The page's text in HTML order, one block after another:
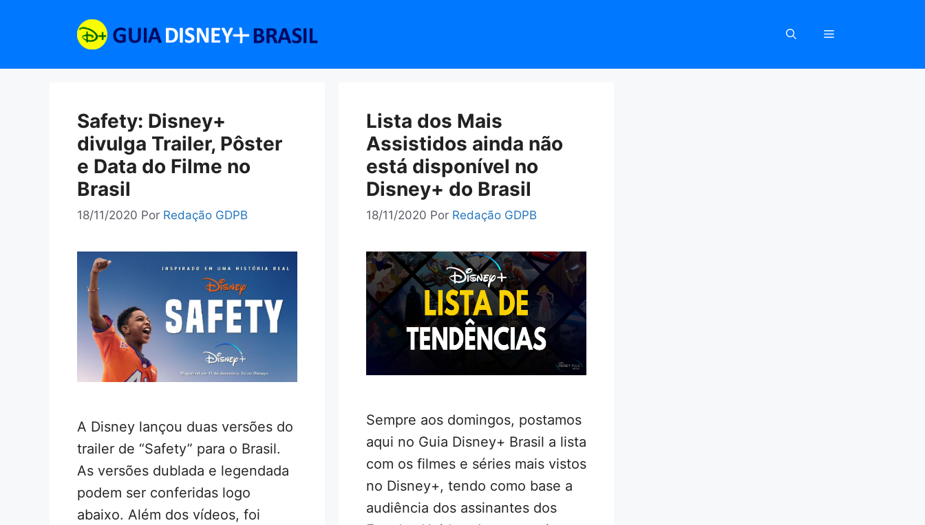
Safety: Disney+
divulga Trailer, Pôster
e Data do Filme no
Brasil
18/11/2020 Por Redação GDPB
A Disney lançou duas versões do
trailer de “Safety” para o Brasil.
As versões dublada e legendada
podem ser conferidas logo
abaixo. Além dos vídeos, foi
Lista dos Mais
Assistidos ainda não
está disponível no
Disney+ do Brasil
18/11/2020 Por Redação GDPB
Sempre aos domingos, postamos
aqui no Guia Disney+ Brasil a lista
com os filmes e séries mais vistos
no Disney+, tendo como base a
audiência dos assinantes dos